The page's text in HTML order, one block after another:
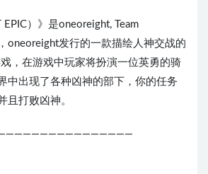
EPIC）》是oneoreight, Team
oneoreight发行的一款描绘人神交战的
，在游戏中玩家将扮演一位英勇的骑
中出现了各种凶神的部下，你的任务
且打败凶神。